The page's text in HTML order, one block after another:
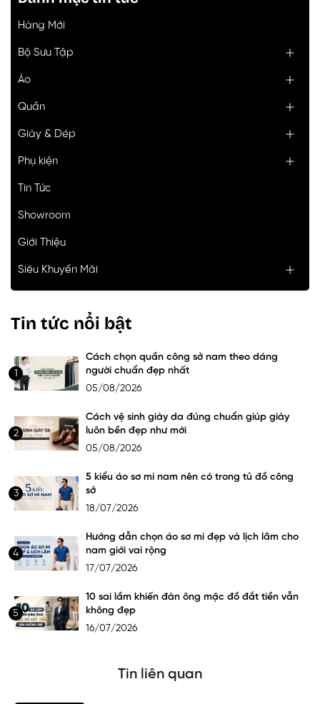
Hàng Mới
Bộ Sưu Tập
Áo
Quần
Giày & Dép
Phụ kiện
Tin Tức
Showroom
Giới Thiệu
Siêu Khuyến Mãi
Tin tức nổi bật
1
Cách chọn quần công sở nam theo dáng
người chuẩn đẹp nhất
05/08/2026
2
Cách vệ sinh giày da đúng chuẩn giúp giày
luôn bền đẹp như mới
05/08/2026
3
5 kiểu áo sơ mi nam nên có trong tủ đồ công
sở
18/07/2026
4
Hướng dẫn chọn áo sơ mi đẹp và lịch lãm cho
nam giới vai rộng
17/07/2026
5
10 sai lầm khiến đàn ông mặc đồ đắt tiền vẫn
không đẹp
16/07/2026
Tin liên quan